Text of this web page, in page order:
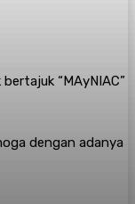
“MAyNIAC”
dengan adanya